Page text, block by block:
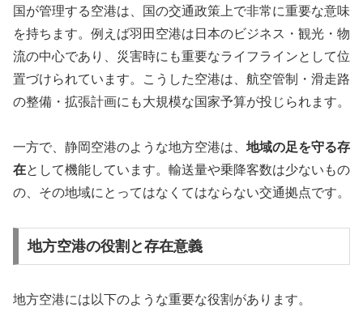
国が管理する空港は、国の交通政策上で非常に重要な意味
を持ちます。例えば羽田空港は日本のビジネス・観光・物
流の中心であり、災害時にも重要なライフラインとして位
置づけられています。こうした空港は、航空管制・滑走路
の整備・拡張計画にも大規模な国家予算が投じられます。
一方で、静岡空港のような地方空港は、 地域の足を守る存
在として機能しています。輸送量や乗降客数は少ないもの
の、その地域にとってはなくてはならない交通拠点です。
地方空港の役割と存在意義
地方空港には以下のような重要な役割があります。